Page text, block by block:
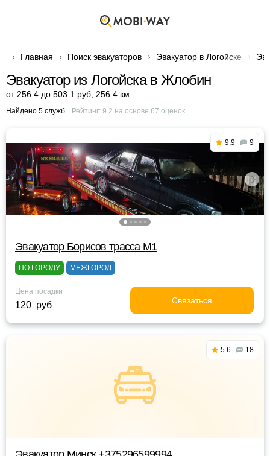
Главная Поиск эвакуаторов Эвакуатор в Логойске
Эвакуатор из Логойска в Жлобин
от 256.4 до 503.1 руб 256.4 км
Найдено 5 служб Рейтинг: 9.2 на основе 67 оценок
9.9 9
Эвакуатор Борисов трасса М1
ПО ГОРОДУ МЕЖГОРОД
Цена посадки
120 руб Связаться
5.6 18